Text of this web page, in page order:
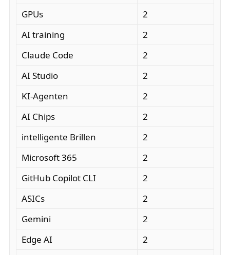
GPUs
2
AI training
2
Claude Code
2
AI Studio
2
KI-Agenten
2
AI Chips
2
intelligente Brillen
2
Microsoft 365
2
GitHub Copilot CLI
2
ASICs
2
Gemini
2
Edge AI
2